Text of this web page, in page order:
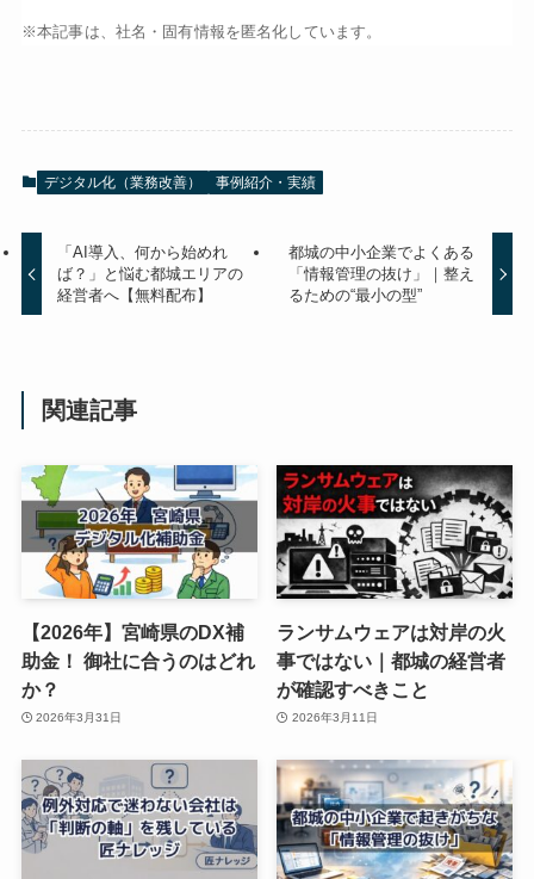
※本記事は、社名・固有情報を匿名化しています。
デジタル化（業務改善） 事例紹介・実績
「AI導入、何から始めれ
ば？」と悩む都城エリアの
経営者へ【無料配布】
都城の中小企業でよくある
「情報管理の抜け」｜整え
るための“最小の型”
関連記事
【2026年】宮崎県のDX補
助金！ 御社に合うのはどれ
か？
2026年3月31日
ランサムウェアは対岸の火
事ではない｜都城の経営者
が確認すべきこと
2026年3月11日